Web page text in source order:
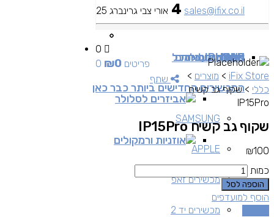
4 אורי צבי גרינברג 25 sales@ifix.co.il
0
0 פריטים
₪0 IPHONE
IPAD
MAC
אביזרים
אביזרים לסלולר
אוזניות ורמקולים
מכשירי סלולרכל
המכשירים החדישים ביותר כבר כאן
SAMSUNG
APPLE
מכשירים זאפ
מכשירים יד 2
שירותי מעבדה
כבלים ומתאמים
שתף iFix Store
> מוצרים >
כללי >שקוף גב קשיח
IP15Pro
שקוף גב קשיח IP15Pro
₪100
כמות
הוספה לסל
הוסף למועדפים